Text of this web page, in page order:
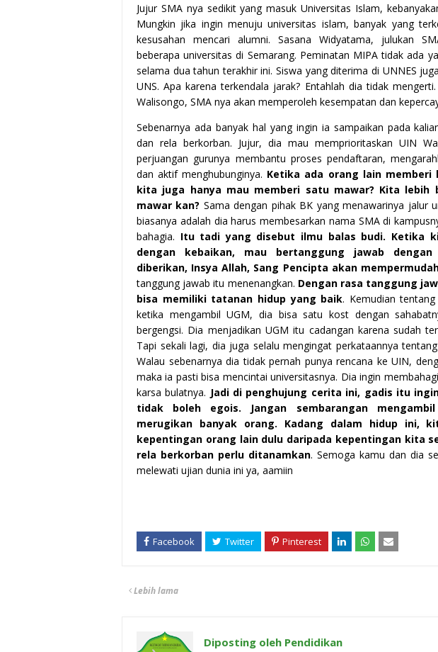
Jujur SMA nya sedikit yang masuk Universitas Islam,
Mungkin jika ingin menuju universitas islam, banyak yang
kesusahan mencari alumni. Sasana Widyatama, julukan
beberapa universitas di Semarang. Peminatan MIPA tidak ada
selama dua tahun terakhir ini. Siswa yang diterima di UNNES
UNS. Apa karena terkendala jarak? Entahlah dia tidak
Walisongo, SMA nya akan memperoleh kesempatan dan
Sebenarnya ada banyak hal yang ingin ia sampaikan pada
dan rela berkorban. Jujur, dia mau memprioritaskan UIN
perjuangan gurunya membantu proses pendaftaran,
dan aktif menghubunginya. Ketika ada orang lain
kita juga hanya mau memberi satu mawar? Kita lebih
mawar kan? Sama dengan pihak BK yang menawarinya jalur
biasanya adalah dia harus membesarkan nama SMA di
bahagia. Itu tadi yang disebut ilmu balas budi. Ketika
dengan kebaikan, mau bertanggung jawab
diberikan, Insya Allah, Sang Pencipta akan
tanggung jawab itu menenangkan. Dengan rasa tanggung
bisa memiliki tatanan hidup yang baik. Kemudian
ketika mengambil UGM, dia bisa satu kost dengan
bergengsi. Dia menjadikan UGM itu cadangan karena sudah
Tapi sekali lagi, dia juga selalu mengingat perkataannya
Walau sebenarnya dia tidak pernah punya rencana ke UIN,
maka ia pasti bisa mencintai universitasnya. Dia ingin
karsa bulatnya. Jadi di penghujung cerita ini, gadis itu
tidak boleh egois. Jangan sembarangan
merugikan banyak orang. Kadang dalam hidup ini,
kepentingan orang lain dulu daripada kepentingan kita
rela berkorban perlu ditanamkan. Semoga kamu dan dia
melewati ujian dunia ini ya, aamiin
Lebih lama
Diposting oleh Pendidikan